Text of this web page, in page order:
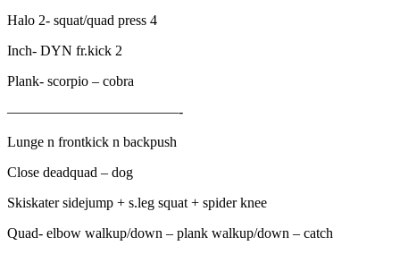
Halo 2- squat/quad press 4
Inch- DYN fr.kick 2
Plank- scorpio – cobra
————————————-
Lunge n frontkick n backpush
Close deadquad – dog
Skiskater sidejump + s.leg squat + spider knee
Quad- elbow walkup/down – plank walkup/down – catch